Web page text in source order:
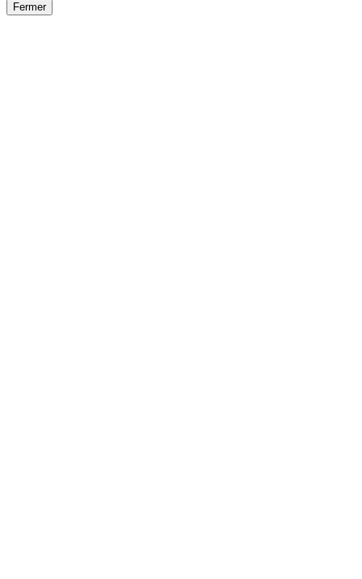
Fermer